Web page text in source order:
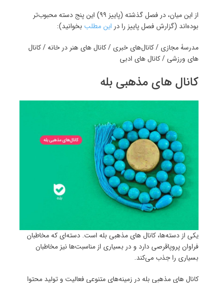
از این میان، در فصل گذشته (پاییز ۹۹) این پنج دسته محبوب‌تر
بوده‌اند (گزارش فصل پاییز را در این مطلب بخوانید):
مدرسۀ مجازی / کانال‌های خبری / کانال های هنر در خانه / کانال
های ورزشی / کانال های ادبی
کانال های مذهبی بله
یکی از دسته‌ها، کانال های مذهبی بله است. دسته‌ای که مخاطبان
فراوان پروپاقرصی دارد و در بسیاری از مناسبت‌ها نیز مخاطبان
بسیاری را جذب می‌کند.
کانال های مذهبی بله در زمینه‌های متنوعی فعالیت و تولید محتوا